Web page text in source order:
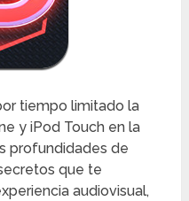
tiempo limitado la
y iPod Touch en la
profundidades de
que te
audiovisual,